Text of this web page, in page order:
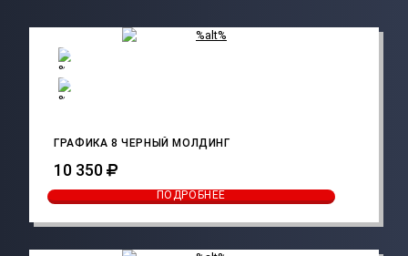
ГРАФИКА 8 ЧЕРНЫЙ МОЛДИНГ
10 350
ПОДРОБНЕЕ